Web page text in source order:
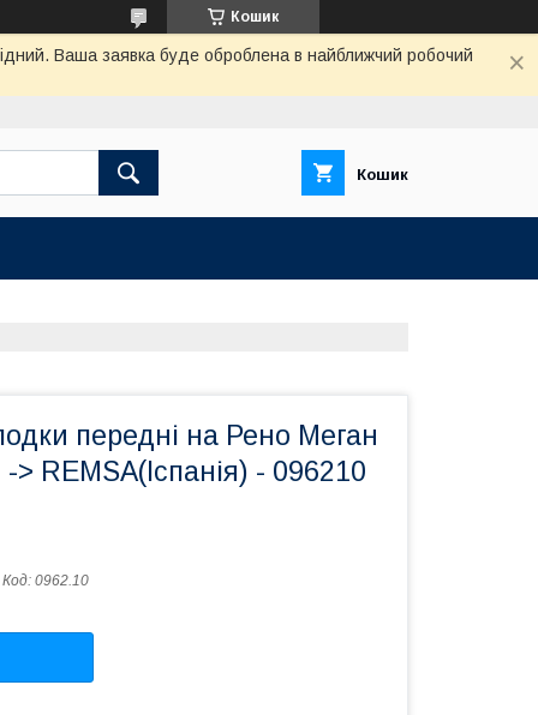
Кошик
Ваша заявка буде оброблена в найближчий робочий
Кошик
передні на Рено Меган
> REMSA(Іспанія) - 096210
Код: 0962.10